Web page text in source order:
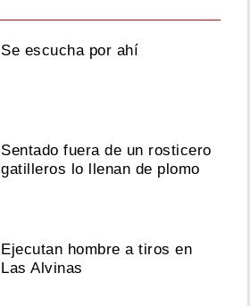
Se escucha por ahí
Sentado fuera de un rosticero
gatilleros lo llenan de plomo
Ejecutan hombre a tiros en
Las Alvinas